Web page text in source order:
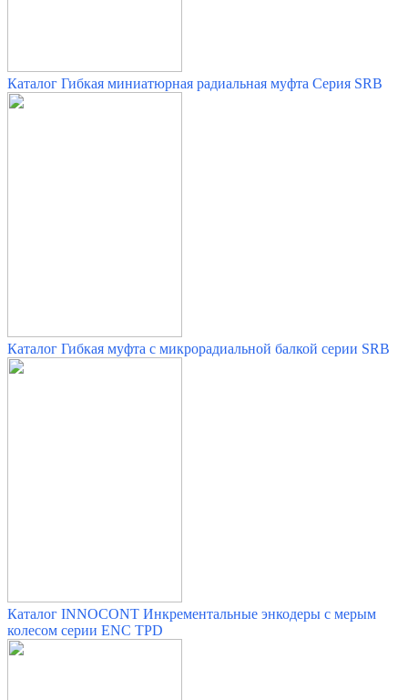
Каталог Гибкая миниатюрная радиальная муфта Серия SRB
Каталог Гибкая муфта с микрорадиальной балкой серии SRB
Каталог INNOCONT Инкрементальные энкодеры с мерым
колесом серии ENC TPD